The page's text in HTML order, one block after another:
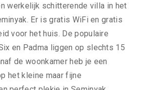
werkelijk schitterende villa in het
Er is gratis WiFi en gratis
voor het huis. De populaire
en Padma liggen op slechts 15
de woonkamer heb je een
het kleine maar fijne